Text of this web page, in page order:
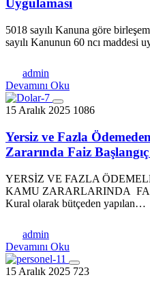
Uygulaması
5018 sayılı Kanuna göre
sayılı Kanunun 60 ncı maddesi
admin
Devamını Oku
15 Aralık 2025 1086
Yersiz ve Fazla
Zararında Faiz
YERSİZ VE FAZLA
KAMU ZARARLARINDA
Kural olarak bütçeden yapılan…
admin
Devamını Oku
15 Aralık 2025 723